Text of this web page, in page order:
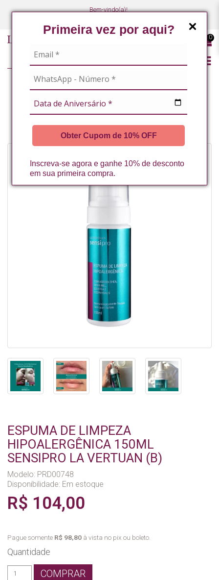
Primeira vez por aqui?
Obter Cupom de 10% OFF
Inscreva-se agora e ganhe 10% de desconto
em sua primeira compra.
Bem-vindo(a)!
0
ESPUMA DE LIMPEZA
HIPOALERGÊNICA 150ML
SENSIPRO LA VERTUAN (B)
Modelo: PRD00748
Disponibilidade: Em estoque
R$ 104,00
Pague somente R$ 98,80 à vista no pix ou boleto.
Quantidade
COMPRAR